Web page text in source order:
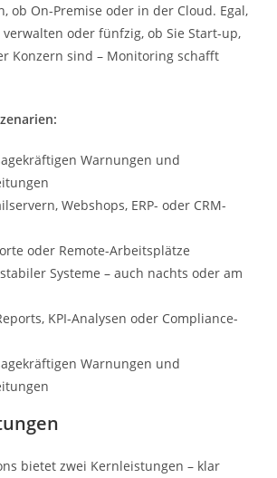
ob On-Premise oder in der Cloud. Egal,
oder fünfzig, ob Sie Start-up,
Konzern sind – Monitoring schafft
Warnungen und
Webshops, ERP- oder CRM-
oder Remote-Arbeitsplätze
Systeme – auch nachts oder am
KPI-Analysen oder Compliance-
Warnungen und
bietet zwei Kernleistungen – klar